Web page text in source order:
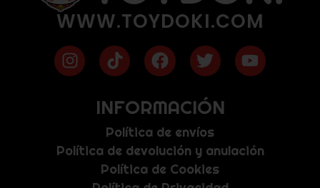
WWW.TOYDOKI.COM
INFORMACIÓN
Política de envíos
Política de devolución y anulación
Política de Cookies